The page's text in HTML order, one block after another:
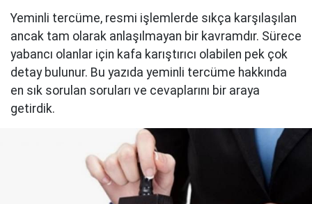
Yeminli tercüme, resmi işlemlerde sıkça karşılaşılan
ancak tam olarak anlaşılmayan bir kavramdır. Sürece
yabancı olanlar için kafa karıştırıcı olabilen pek çok
detay bulunur. Bu yazıda yeminli tercüme hakkında
en sık sorulan soruları ve cevaplarını bir araya
getirdik.